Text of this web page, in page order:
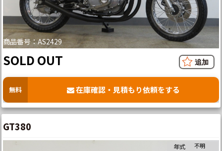
商品番号：AS2429
SOLD OUT
無料 在庫確認・見積もり依頼をする
GT380
年式 不明